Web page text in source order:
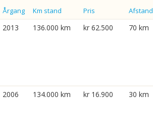
Årgang Km stand Pris Afstand
2013 136.000 km kr 62.500 70 km
2006 134.000 km kr 16.900 30 km